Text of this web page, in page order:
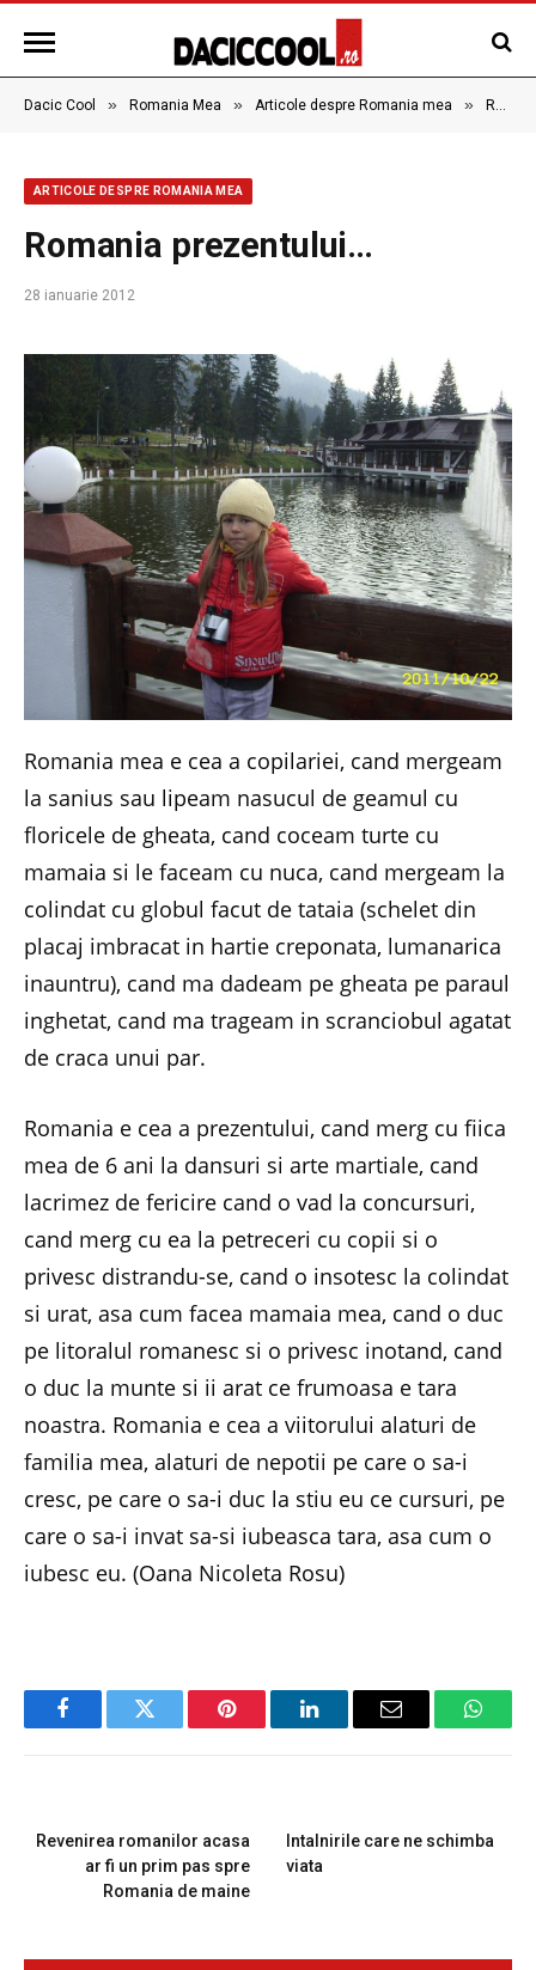
Dacic Cool » Romania Mea » Articole despre Romania mea » Romania prezentului…
ARTICOLE DESPRE ROMANIA MEA
Romania prezentului…
28 ianuarie 2012
Romania mea e cea a copilariei, cand mergeam
la sanius sau lipeam nasucul de geamul cu
floricele de gheata, cand coceam turte cu
mamaia si le faceam cu nuca, cand mergeam la
colindat cu globul facut de tataia (schelet din
placaj imbracat in hartie creponata, lumanarica
inauntru), cand ma dadeam pe gheata pe paraul
inghetat, cand ma trageam in scranciobul agatat
de craca unui par.
Romania e cea a prezentului, cand merg cu fiica
mea de 6 ani la dansuri si arte martiale, cand
lacrimez de fericire cand o vad la concursuri,
cand merg cu ea la petreceri cu copii si o
privesc distrandu-se, cand o insotesc la colindat
si urat, asa cum facea mamaia mea, cand o duc
pe litoralul romanesc si o privesc inotand, cand
o duc la munte si ii arat ce frumoasa e tara
noastra. Romania e cea a viitorului alaturi de
familia mea, alaturi de nepotii pe care o sa-i
cresc, pe care o sa-i duc la stiu eu ce cursuri, pe
care o sa-i invat sa-si iubeasca tara, asa cum o
iubesc eu. (Oana Nicoleta Rosu)
FacebookTwitter Pinterest LinkedInEmail
Revenirea romanilor acasa
ar fi un prim pas spre
Romania de maine
Intalnirile care ne schimba
viata